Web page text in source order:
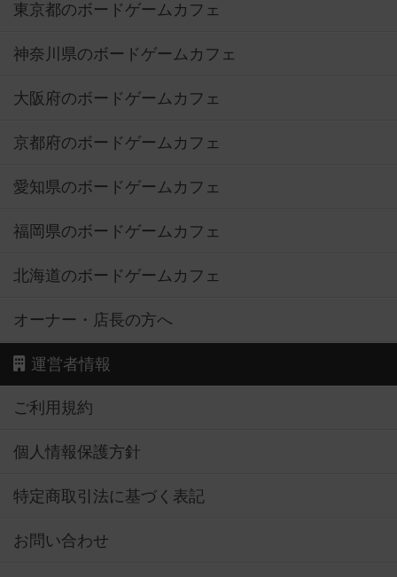
東京都のボードゲームカフェ
神奈川県のボードゲームカフェ
大阪府のボードゲームカフェ
京都府のボードゲームカフェ
愛知県のボードゲームカフェ
福岡県のボードゲームカフェ
北海道のボードゲームカフェ
オーナー・店長の方へ
運営者情報
ご利用規約
個人情報保護方針
特定商取引法に基づく表記
お問い合わせ